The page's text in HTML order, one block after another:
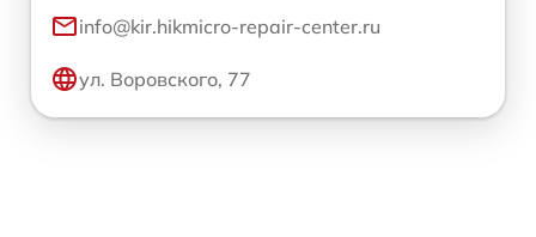
info@kir.hikmicro-repair-center.ru
ул. Воровского, 77